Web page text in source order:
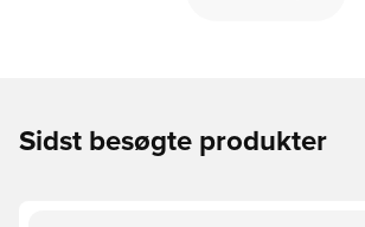
Sidst besøgte produkter